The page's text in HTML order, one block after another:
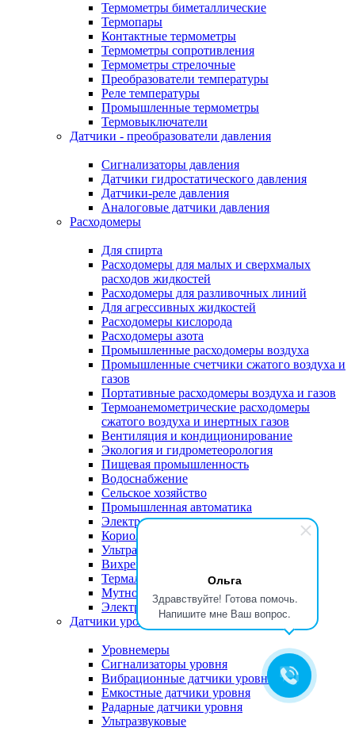
Ольга
Здравствуйте! Готова помочь.
Напишите мне Ваш вопрос.
Термометры биметаллические
Термопары
Контактные термометры
Термометры сопротивления
Термометры стрелочные
Преобразователи температуры
Реле температуры
Промышленные термометры
Термовыключатели
Датчики - преобразователи давления
Сигнализаторы давления
Датчики гидростатического давления
Датчики-реле давления
Аналоговые датчики давления
Расходомеры
Для спирта
Расходомеры для малых и сверхмалых
расходов жидкостей
Расходомеры для разливочных линий
Для агрессивных жидкостей
Расходомеры кислорода
Расходомеры азота
Промышленные расходомеры воздуха
Промышленные счетчики сжатого воздуха и
газов
Портативные расходомеры воздуха и газов
Термоанемометрические расходомеры
сжатого воздуха и инертных газов
Вентиляция и кондиционирование
Экология и гидрометеорология
Пищевая промышленность
Водоснабжение
Сельское хозяйство
Промышленная автоматика
Электромагнитные расходомеры
Кориолисовые (массовые) расходомеры
Ультразвуковые расходомеры
Вихревые расходомеры
Термально-массовые расходомеры
Мутномеры
Электронные расходомеры
Датчики уровня
Уровнемеры
Сигнализаторы уровня
Вибрационные датчики уровня
Емкостные датчики уровня
Радарные датчики уровня
Ультразвуковые